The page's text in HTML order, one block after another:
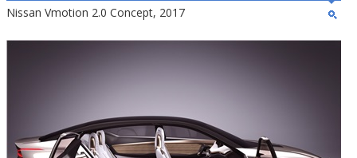
Nissan Vmotion 2.0 Concept, 2017